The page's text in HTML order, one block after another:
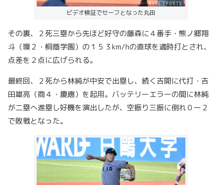
ビデオ検証でセーフとなった丸田
その裏、２死三塁から先ほど好守の藤森に４番手・熊ノ郷翔
斗（環２・桐蔭学園）の１５３km/hの直球を適時打とされ、
点差を２点に広げられる。
最終回、２死から林純が中安で出塁し、続く吉開に代打・吉
田雄亮（商４・慶應）を起用。バッテリーエラーの間に林純
が二塁へ進塁し好機を演出したが、空振り三振に倒れ０ー２
で敗戦となった。